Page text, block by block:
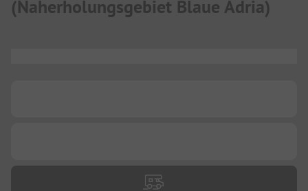
(Naherholungsgebiet Blaue Adria)